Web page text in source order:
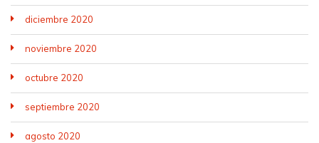
diciembre 2020
noviembre 2020
octubre 2020
septiembre 2020
agosto 2020